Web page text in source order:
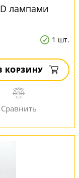
лампами
1 шт.
КОРЗИНУ